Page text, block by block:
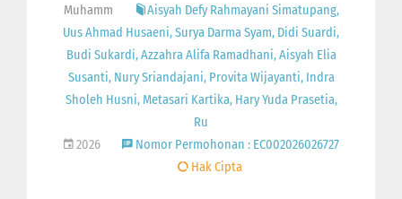
Muhamm
Aisyah Defy Rahmayani Simatupang,
Uus Ahmad Husaeni, Surya Darma Syam, Didi Suardi,
Budi Sukardi, Azzahra Alifa Ramadhani, Aisyah Elia
Susanti, Nury Sriandajani, Provita Wijayanti, Indra
Sholeh Husni, Metasari Kartika, Hary Yuda Prasetia,
Ru
2026
Nomor Permohonan : EC002026026727
Hak Cipta